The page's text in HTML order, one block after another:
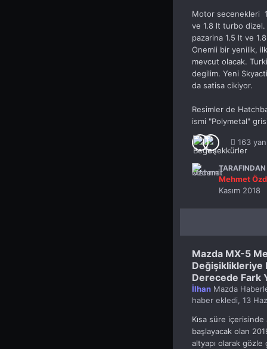
Motor secenekleri
ve 1.8 lt turbo
pazarina 1.5 lt ve
Onemli bir yenilik,
mevcut olacak.
degilim. Yeni
da satisa cikiyor.
Resimler de
ismi "Polymetal"
163
Mehmet
Kasım 2018
Mazda MX-5
Değişiklikleriye
Derecede Fark
İlhan Mazda
haber ekledi, 13
Kısa süre içerisinde
başlayacak olan
altyapı olarak